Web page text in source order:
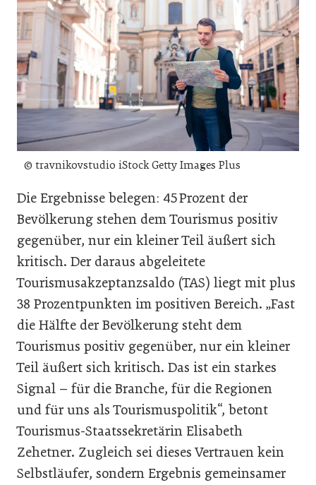
© travnikovstudio iStock Getty Images Plus
Die Ergebnisse belegen: 45 Prozent der
Bevölkerung stehen dem Tourismus positiv
gegenüber, nur ein kleiner Teil äußert sich
kritisch. Der daraus abgeleitete
Tourismusakzeptanzsaldo (TAS) liegt mit plus
38 Prozentpunkten im positiven Bereich. „Fast
die Hälfte der Bevölkerung steht dem
Tourismus positiv gegenüber, nur ein kleiner
Teil äußert sich kritisch. Das ist ein starkes
Signal – für die Branche, für die Regionen
und für uns als Tourismuspolitik“, betont
Tourismus-Staatssekretärin Elisabeth
Zehetner. Zugleich sei dieses Vertrauen kein
Selbstläufer, sondern Ergebnis gemeinsamer